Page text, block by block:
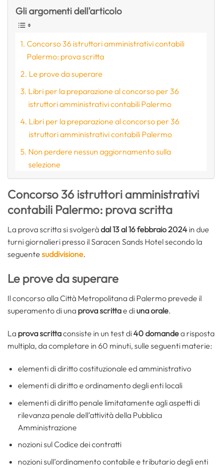
Gli argomenti dell'articolo
Concorso 36 istruttori amministrativi contabili
Palermo: prova scritta
Le prove da superare
Libri per la preparazione al concorso per 36
istruttori amministrativi contabili Palermo
Libri per la preparazione al concorso per 36
istruttori amministrativi contabili Palermo
Non perdere nessun aggiornamento sulla
selezione
Concorso 36 istruttori amministrativi
contabili Palermo: prova scritta
La prova scritta si svolgeràdal 13 al 16 febbraio 2024 in due
turni giornalieri presso il Saracen Sands Hotel secondo la
seguente suddivisione.
Le prove da superare
Il concorso alla Città Metropolitana di Palermo prevede il
superamento di una prova scrittae di una orale.
La prova scrittaconsiste in un test di40 domandea risposta
multipla, da completare in 60 minuti, sulle seguenti materie:
elementi di diritto costituzionale ed amministrativo
elementi di diritto e ordinamento degli enti locali
elementi di diritto penale limitatamente agli aspetti di
rilevanza penale dell’attività della Pubblica
Amministrazione
nozioni sul Codice dei contratti
nozioni sull’ordinamento contabile e tributario degli enti